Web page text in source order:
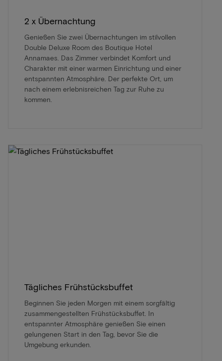
2 x Übernachtung
Genießen Sie zwei Übernachtungen im stilvollen
Double Deluxe Room des Boutique Hotel
Annamaes. Das Zimmer verbindet Komfort und
Charakter mit einer warmen Einrichtung und einer
entspannten Atmosphäre. Der perfekte Ort, um
nach einem erlebnisreichen Tag zur Ruhe zu
kommen.
Tägliches Frühstücksbuffet
Beginnen Sie jeden Morgen mit einem sorgfältig
zusammengestellten Frühstücksbuffet. In
entspannter Atmosphäre genießen Sie einen
gelungenen Start in den Tag, bevor Sie die
Umgebung erkunden.